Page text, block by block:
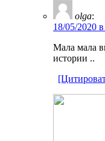
olga:
18/05/2020
Мала мала
истории ..